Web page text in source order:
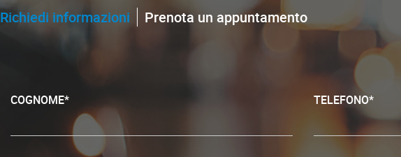
Richiedi informazioni Prenota un appuntamento
COGNOME* TELEFONO*